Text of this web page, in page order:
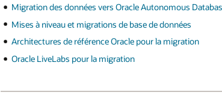
Migration des données vers Oracle Autonomous
Mises à niveau et migrations de base de données
Architectures de référence Oracle pour la migration
Oracle LiveLabs pour la migration